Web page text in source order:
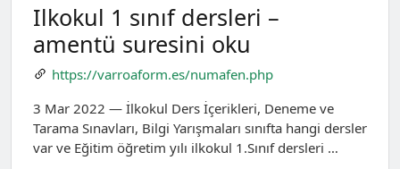
Ilkokul 1 sınıf dersleri –
amentü suresini oku
https://varroaform.es/numafen.php
3 Mar 2022 — İlkokul Ders İçerikleri, Deneme ve
Tarama Sınavları, Bilgi Yarışmaları sınıfta hangi dersler
var ve Eğitim öğretim yılı ilkokul 1.Sınıf dersleri …